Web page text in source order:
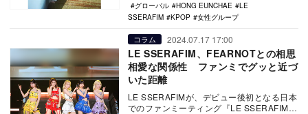
グローバル
HONG EUNCHAE
LE
SSERAFIM
KPOP 女性グループ
コラム 2024.07.17 17:00
LE SSERAFIM、FEARNOTとの相思
相愛な関係性 ファンミでグッと近づ
いた距離
LE SSERAFIMが、デビュー後初となる日本
でのファンミーティング『LE SSERAFIM